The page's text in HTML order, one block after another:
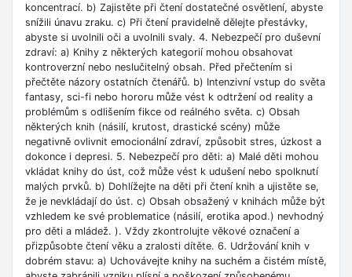
koncentrací. b) Zajistěte při čtení dostatečné osvětlení, abyste
snížili únavu zraku. c) Při čtení pravidelně dělejte přestávky,
abyste si uvolnili oči a uvolnili svaly. 4. Nebezpečí pro duševní
zdraví: a) Knihy z některých kategorií mohou obsahovat
kontroverzní nebo neslučitelný obsah. Před přečtením si
přečtěte názory ostatních čtenářů. b) Intenzivní vstup do světa
fantasy, sci-fi nebo hororu může vést k odtržení od reality a
problémům s odlišením fikce od reálného světa. c) Obsah
některých knih (násilí, krutost, drastické scény) může
negativně ovlivnit emocionální zdraví, způsobit stres, úzkost a
dokonce i depresi. 5. Nebezpečí pro děti: a) Malé děti mohou
vkládat knihy do úst, což může vést k udušení nebo spolknutí
malých prvků. b) Dohlížejte na děti při čtení knih a ujistěte se,
že je nevkládají do úst. c) Obsah obsažený v knihách může být
vzhledem ke své problematice (násilí, erotika apod.) nevhodný
pro děti a mládež. ). Vždy zkontrolujte věkové označení a
přizpůsobte čtení věku a zralosti dítěte. 6. Udržování knih v
dobrém stavu: a) Uchovávejte knihy na suchém a čistém místě,